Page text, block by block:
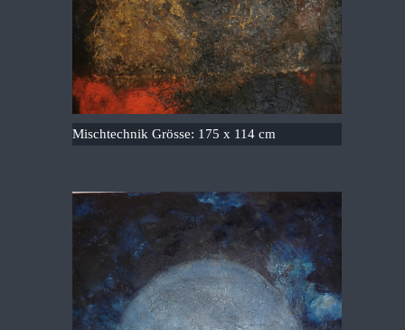
Mischtechnik Grösse: 175 x 114 cm